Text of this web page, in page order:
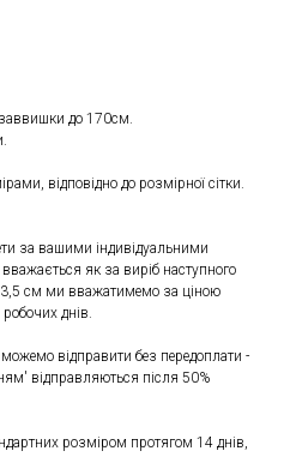
заввишки до 170см.
відповідно до розмірної сітки.
за вашими індивідуальними
як за виріб наступного
см ми вважатимемо за ціною
днів.
відправити без передоплати -
відправляються після 50%
розміром протягом 14 днів,